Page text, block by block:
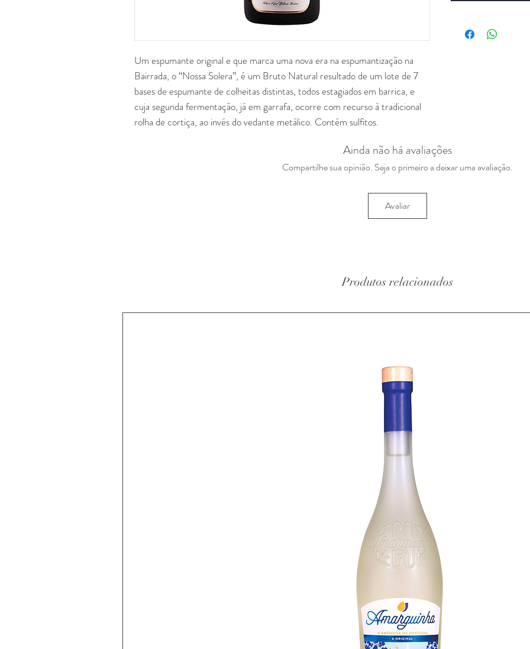
Um espumante original e que marca uma nova era na espumantização na
Bairrada, o “Nossa Solera”, é um Bruto Natural resultado de um lote de 7
bases de espumante de colheitas distintas, todos estagiados em barrica, e
cuja segunda fermentação, já em garrafa, ocorre com recurso à tradicional
rolha de cortiça, ao invés do vedante metálico. Contém sulfitos.
Ainda não há avaliações
Compartilhe sua opinião. Seja o primeiro a deixar uma avaliação.
Avaliar
Produtos relacionados